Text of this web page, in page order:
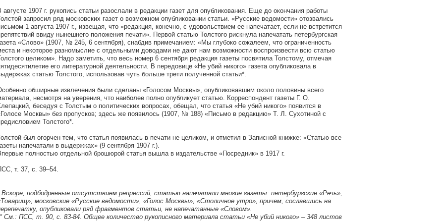
августе 1907 г. рукопись статьи разослали в редакции газет для опубликования. Еще до окончания работы
запросил ряд московских газет о возможном опубликовании статьи. «Русские ведомости» отозвались
1 августа 1907 г., извещая, что «редакция, конечно, с удовольствием ее напечатает, если не встретится
ввиду нынешнего положения печати». Первой статью Толстого рискнула напечатать петербургская
«Слово» (1907, № 245, 6 сентября), снабдив примечанием: «Мы глубоко сожалеем, что ограниченность
и некоторое разномыслие с отдельными доводами не дают нам возможности воспроизвести всю статью
целиком». Надо заметить, что весь номер 6 сентября редакция газеты посвятила Толстому, отмечая
его литературной деятельности. В передовице «Не убий никого» газета опубликовала в
статью Толстого, использовав чуть больше трети полученной статьи*.
обширные извлечения были сделаны «Голосом Москвы», опубликовавшим около половины всего
несмотря на уверения, что наиболее полно опубликует статью. Корреспондент газеты Г. О.
беседуя с Толстым о политических вопросах, обещал, что статья «Не убий никого» появится в
Москвы» без пропусков; здесь же появилось (1907, № 188) «Письмо в редакцию» Т. Л. Сухотиной с
Толстого*.
был огорчен тем, что статья появилась в печати не целиком, и отметил в Записной книжке: «Статью все
напечатали в выдержках» (9 сентября 1907 г.).
полностью отдельной брошюрой статья вышла в издательстве «Посредник» в 1917 г.
т. 37, с. 39–54.
Вскоре, подбодренные отсутствием репрессий, статью напечатали многие газеты: петербургские «Речь»,
московские «Русские ведомости», «Голос Москвы», «Столичное утро», причем, сославшись на
опубликовали ряд фрагментов статьи, не напечатанные «Словом».
См.: ПСС, т. 90, с. 83-84. Общее количество рукописного материала статьи «Не убий никого» – 348 листов